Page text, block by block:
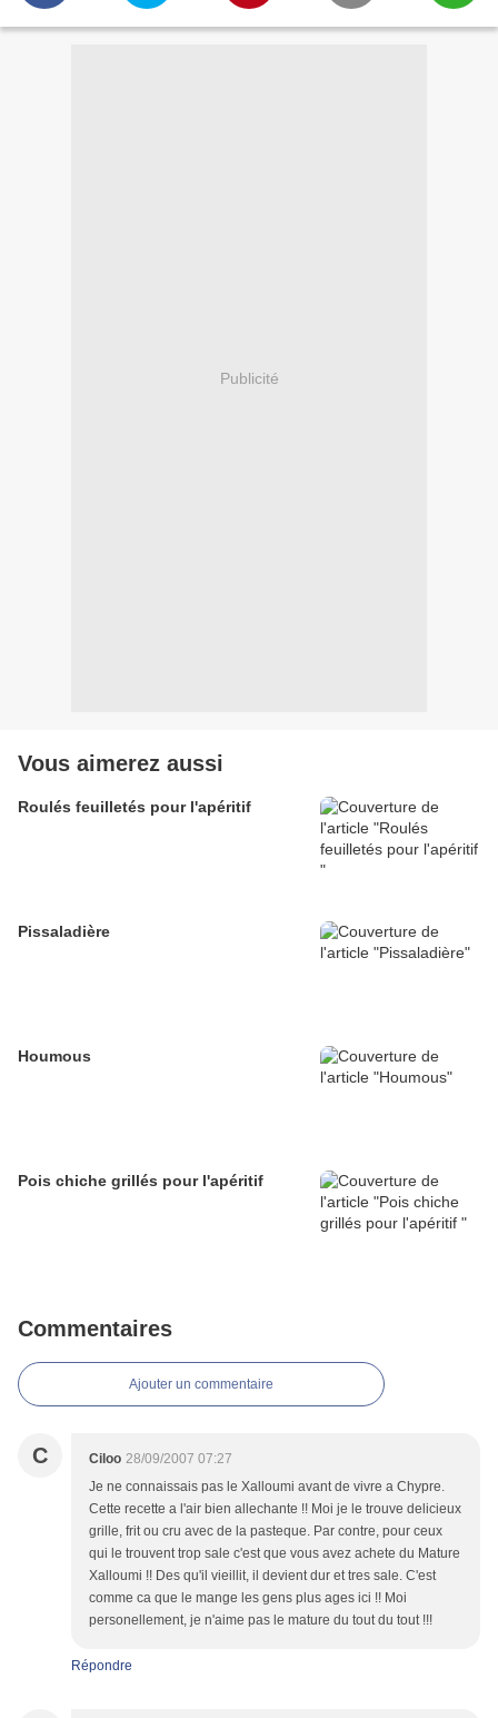
Publicité
Vous aimerez aussi
Roulés feuilletés pour l'apéritif
Pissaladière
Houmous
Pois chiche grillés pour l'apéritif
Commentaires
Ajouter un commentaire
C Ciloo 28/09/2007 07:27
Je ne connaissais pas le Xalloumi avant de vivre a Chypre.
Cette recette a l'air bien allechante !! Moi je le trouve delicieux
grille, frit ou cru avec de la pasteque. Par contre, pour ceux
qui le trouvent trop sale c'est que vous avez achete du Mature
Xalloumi !! Des qu'il vieillit, il devient dur et tres sale. C'est
comme ca que le mange les gens plus ages ici !! Moi
personellement, je n'aime pas le mature du tout du tout !!!
Répondre